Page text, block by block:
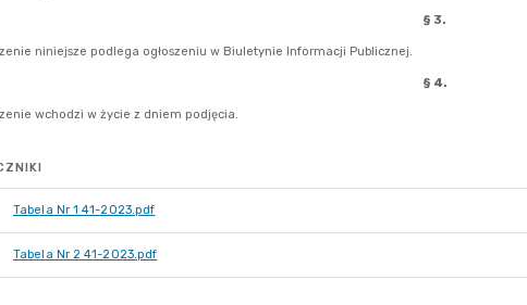
Tabela Nr 1 41-2023.pdf
Tabela Nr 2 41-2023.pdf